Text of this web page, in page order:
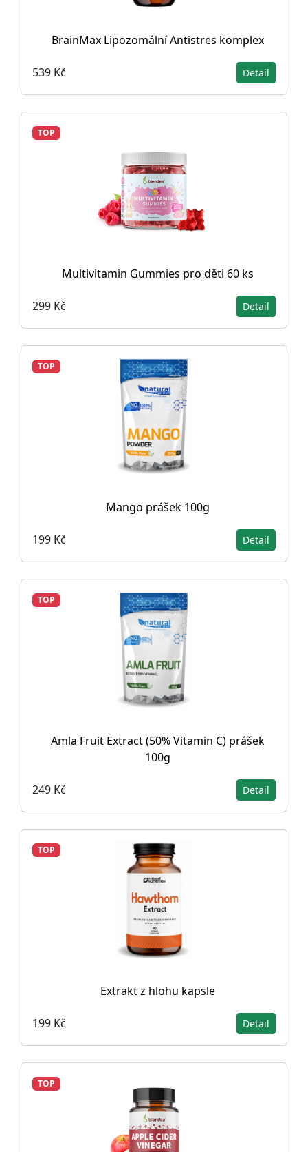
BrainMax Lipozomální Antistres komplex
539 Kč Detail
TOP
Multivitamin Gummies pro děti 60 ks
299 Kč Detail
TOP
Mango prášek 100g
199 Kč Detail
TOP
Amla Fruit Extract (50% Vitamin C) prášek
100g
249 Kč Detail
TOP
Extrakt z hlohu kapsle
199 Kč Detail
TOP